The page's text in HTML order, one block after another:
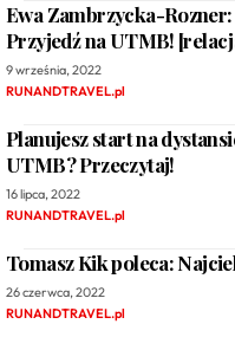
Ewa Zambrzycka-
Przyjedź na UTMB!
9 września, 2022
RUNANDTRAVEL.pl
Planujesz start na
UTMB? Przeczytaj!
16 lipca, 2022
RUNANDTRAVEL.pl
Tomasz Kik poleca:
26 czerwca, 2022
RUNANDTRAVEL.pl